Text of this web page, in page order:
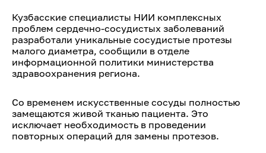
Кузбасские специалисты НИИ комплексных
проблем сердечно-сосудистых заболеваний
разработали уникальные сосудистые протезы
малого диаметра, сообщили в отделе
информационной политики министерства
здравоохранения региона.
Со временем искусственные сосуды полностью
замещаются живой тканью пациента. Это
исключает необходимость в проведении
повторных операций для замены протезов.